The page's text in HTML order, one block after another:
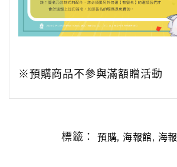
※預購商品不參與滿額贈活動
標籤：預購, 海報館, 海報